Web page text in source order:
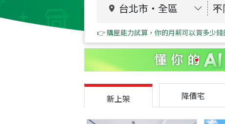
台北市 ・ 全區
👉 購屋能力試算，你的月薪可以買多少錢
新上架 降價宅